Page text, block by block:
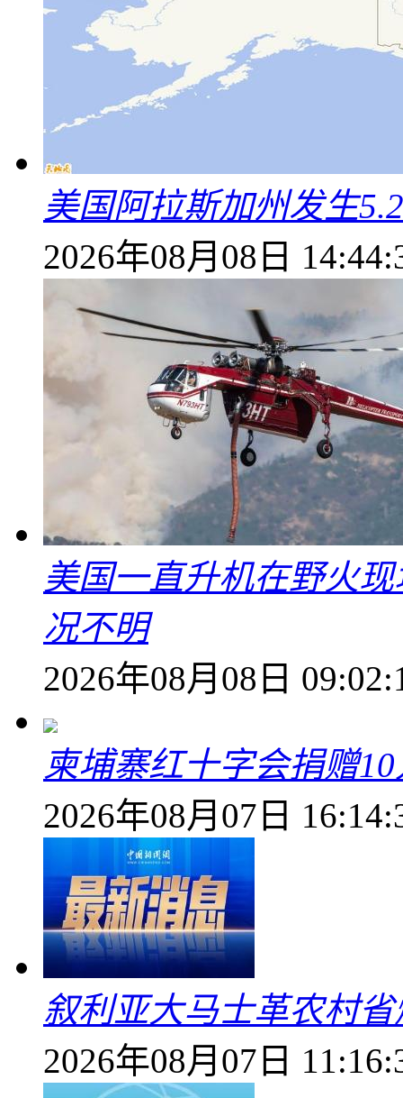
美国阿拉斯加州发生
2026年08月08日
美国一直升机在野火
况不明
2026年08月08日
柬埔寨红十字会捐赠
2026年08月07日
叙利亚大马士革农村
2026年08月07日